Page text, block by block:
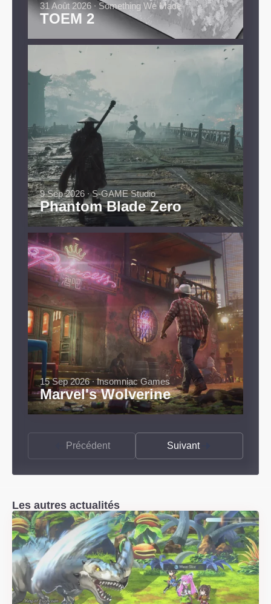
TOEM 2
31 Août 2026 ∙ Something We Made
Phantom Blade Zero
9 Sep 2026 ∙ S-GAME Studio
Marvel's Wolverine
15 Sep 2026 ∙ Insomniac Games
Précédent Suivant
Les autres actualités